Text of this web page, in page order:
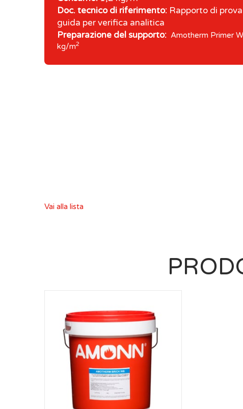
Doc. tecnico di riferimento: Rapporto di
guida per verifica analitica
Preparazione del supporto: Amotherm Primer
kg/m2
Vai alla lista